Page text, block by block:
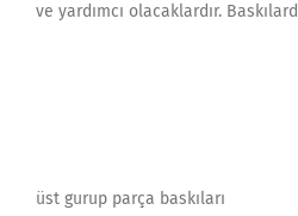
ve yardımcı olacaklardır.
üst gurup parça baskıları